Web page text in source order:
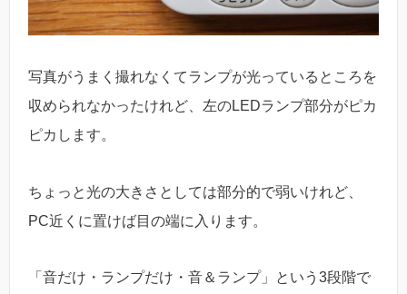
写真がうまく撮れなくてランプが光っているところを
収められなかったけれど、左のLEDランプ部分がピカ
ピカします。
ちょっと光の大きさとしては部分的で弱いけれど、
PC近くに置けば目の端に入ります。
「音だけ・ランプだけ・音＆ランプ」という3段階で